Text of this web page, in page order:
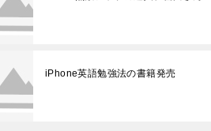
iPhone英語勉強法の書籍発売